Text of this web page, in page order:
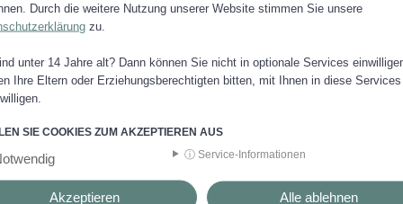
Durch die weitere Nutzung unserer Website stimmen Sie unsere
zu.
unter 14 Jahre alt? Dann können Sie nicht in optionale Services
Ihre Eltern oder Erziehungsberechtigten bitten, mit Ihnen in diese Services
SIE COOKIES ZUM AKZEPTIEREN AUS
ⓘ Service-Informationen
Akzeptieren Alle ablehnen